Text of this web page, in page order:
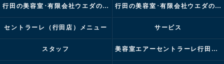
行田の美容室･有限会社ウエダの評判 行田の美容室･有限会社ウエダのお客様の声
セントラーレ（行田店）メニュー サービス
スタッフ 美容室エアーセントラーレ行田店ブログ